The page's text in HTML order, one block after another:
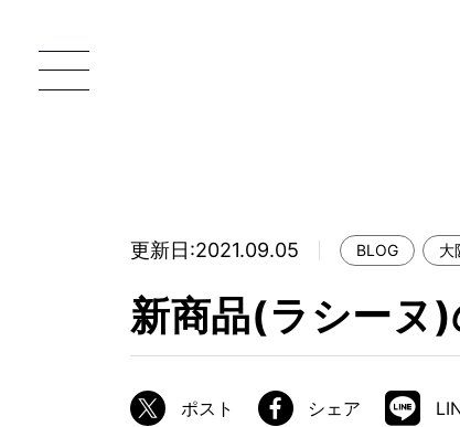
MOKUBA について
製造工程
更新日:2021.09.05 BLOG 大
新商品(ラシーヌ
ポスト シェア